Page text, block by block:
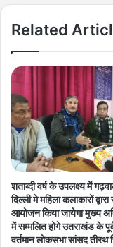
Related
शताब्दी वर्ष के उपलक्ष्य में
दिल्ली मे महिला कलाकारों
आयोजन किया जायेगा मुख्य
में सम्मलित होगे उतराखंड के
वर्तमान लोकसभा सांसद तीरथ